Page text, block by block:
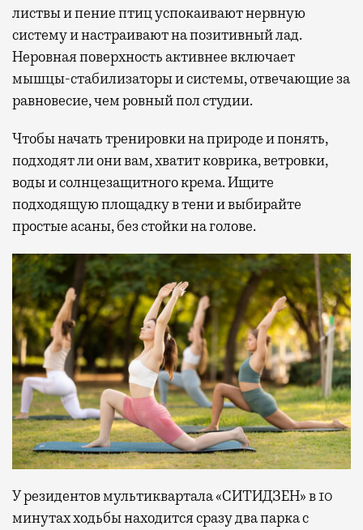
листвы и пение птиц успокаивают нервную
систему и настраивают на позитивный лад.
Неровная поверхность активнее включает
мышцы-стабилизаторы и системы, отвечающие за
равновесие, чем ровный пол студии.
Чтобы начать тренировки на природе и понять,
подходят ли они вам, хватит коврика, ветровки,
воды и солнцезащитного крема. Ищите
подходящую площадку в тени и выбирайте
простые асаны, без стойки на голове.
У резидентов мультиквартала «СИТИДЗЕН» в 10
минутах ходьбы находится сразу два парка с